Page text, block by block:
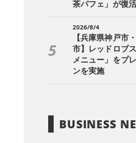
茶パフェ」が復活
2026/8/4
【兵庫県神戸市
市】レッドロブ
メニュー」をプ
ンを実施
BUSINESS